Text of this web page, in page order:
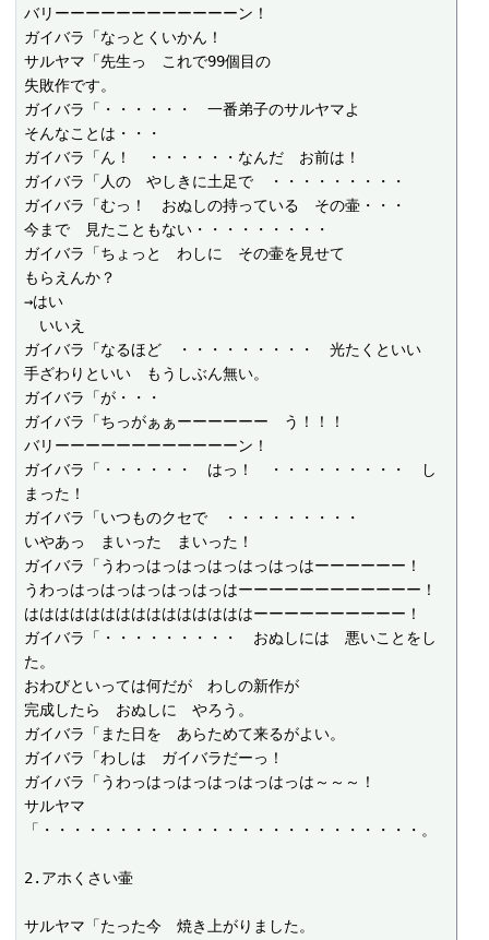
バリーーーーーーーーーーーーン！
ガイバラ「なっとくいかん！
サルヤマ「先生っ　これで99個目の
失敗作です。
ガイバラ「・・・・・・　一番弟子のサルヤマよ
そんなことは・・・
ガイバラ「ん！　・・・・・・なんだ　お前は！
ガイバラ「人の　やしきに土足で　・・・・・・・・・
ガイバラ「むっ！　おぬしの持っている　その壷・・・
今まで　見たこともない・・・・・・・・・
ガイバラ「ちょっと　わしに　その壷を見せて
もらえんか？
→はい
いいえ
ガイバラ「なるほど　・・・・・・・・・　光たくといい
手ざわりといい　もうしぶん無い。
ガイバラ「が・・・
ガイバラ「ちっがぁぁーーーーーー　う！！！
バリーーーーーーーーーーーーン！
ガイバラ「・・・・・・　はっ！　・・・・・・・・・　し
まった！
ガイバラ「いつものクセで　・・・・・・・・・
いやあっ　まいった　まいった！
ガイバラ「うわっはっはっはっはっはっはーーーーーー！
うわっはっはっはっはっはっはーーーーーーーーーーーー！
はははははははははははははははーーーーーーーーーー！
ガイバラ「・・・・・・・・・　おぬしには　悪いことをし
た。
おわびといっては何だが　わしの新作が
完成したら　おぬしに　やろう。
ガイバラ「また日を　あらためて来るがよい。
ガイバラ「わしは　ガイバラだーっ！
ガイバラ「うわっはっはっはっはっはっは～～～！
サルヤマ
「・・・・・・・・・・・・・・・・・・・・・・・・・。
2.アホくさい壷
サルヤマ「たった今　焼き上がりました。